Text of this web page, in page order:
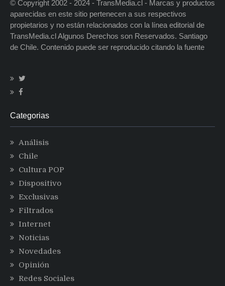
© Copyright 2002 - 2024 - TransMedia.cl - Marcas y productos
aparecidas en este sitio pertenecen a sus respectivos
propietarios y no están relacionados con la línea editorial de
TransMedia.cl Algunos Derechos son Reservados. Santiago
de Chile. Contenido puede ser reproducido citando la fuente
Categorias
Análisis
Chile
Cultura POP
Dispositivo
Exclusivas
Filtrados
Internet
Noticias
Novedades
Opinión
Redes Sociales